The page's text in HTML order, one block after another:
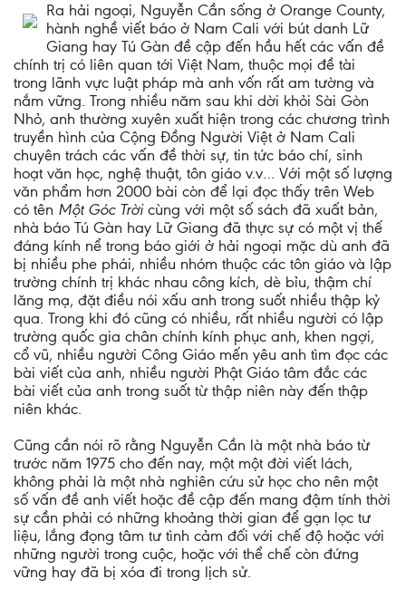
Ra hải ngoại, Nguyễn Cần sống ở Orange County,
hành nghề viết báo ở Nam Cali với bút danh Lữ
Giang hay Tú Gàn đề cập đến hầu hết các vấn đề
chính trị có liên quan tới Việt Nam, thuộc mọi đề tài
trong lãnh vực luật pháp mà anh vốn rất am tường và
nắm vững. Trong nhiều năm sau khi dời khỏi Sài Gòn
Nhỏ, anh thường xuyên xuất hiện trong các chương trình
truyền hình của Cộng Đồng Người Việt ở Nam Cali
chuyên trách các vấn đề thời sự, tin tức báo chí, sinh
hoạt văn học, nghệ thuật, tôn giáo v.v… Với một số lượng
văn phẩm hơn 2000 bài còn để lại đọc thấy trên Web
có tên Một Góc Trời cùng với một số sách đã xuất bản,
nhà báo Tú Gàn hay Lữ Giang đã thực sự có một vị thế
đáng kính nể trong báo giới ở hải ngoại mặc dù anh đã
bị nhiều phe phái, nhiều nhóm thuộc các tôn giáo và lập
trường chính trị khác nhau công kích, dè bỉu, thậm chí
lăng mạ, đặt điều nói xấu anh trong suốt nhiều thập kỷ
qua. Trong khi đó cũng có nhiều, rất nhiều người có lập
trường quốc gia chân chính kính phục anh, khen ngợi,
cổ vũ, nhiều người Công Giáo mến yêu anh tìm đọc các
bài viết của anh, nhiều người Phật Giáo tâm đắc các
bài viết của anh trong suốt từ thập niên này đến thập
niên khác.
Cũng cần nói rõ rằng Nguyễn Cần là một nhà báo từ
trước năm 1975 cho đến nay, một một đời viết lách,
không phải là một nhà nghiên cứu sử học cho nên một
số vấn đề anh viết hoặc đề cập đến mang đậm tính thời
sự cần phải có những khoảng thời gian để gạn lọc tư
liệu, lắng đọng tâm tư tình cảm đối với chế độ hoặc với
những người trong cuộc, hoặc với thể chế còn đứng
vững hay đã bị xóa đi trong lịch sử.